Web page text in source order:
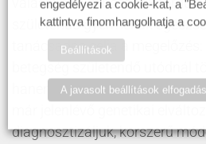
születendő gyermekük
tanácsadás célja a megelőzés:
hanem azt is, hogy a leendő
diagnosztizáljuk, korszerű
engedélyezi a cookie-kat, a
kattintva finomhangolhatja a
Beállítások
A javasolt beállítások